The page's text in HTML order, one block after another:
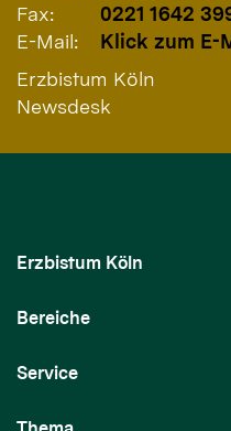
Fax:
0221 1642
E-Mail:
Klick zum E-
Erzbistum Köln
Newsdesk
Erzbistum Köln
Bereiche
Service